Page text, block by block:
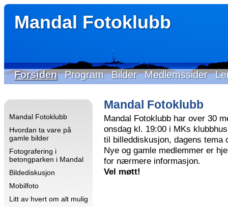
Mandal Fotoklubb
Forsiden Program Bilder Medlemssider
Mandal Fotoklubb
Hvordan ta vare på
gamle bilder
Fotografering i
betongparken i Mandal
Bildediskusjon
Mobilfoto
Litt av hvert om alt mulig
Mandal Fotoklubb
Mandal Fotoklubb har over 30
onsdag kl. 19:00 i MKs
til billeddiskusjon, dagens
Nye og gamle medlemmer er
for nærmere informasjon.
Vel møtt!